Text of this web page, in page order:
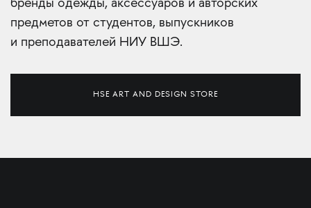
бренды одежды, аксессуаров и авторских
предметов от студентов, выпускников
и преподавателей НИУ ВШЭ.
HSE ART AND DESIGN STORE